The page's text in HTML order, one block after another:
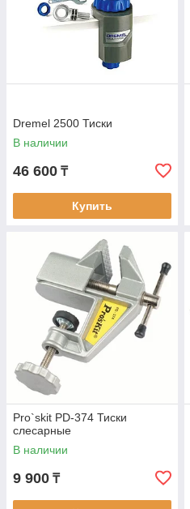
Dremel 2500 Тиски
В наличии
46 600 ₸
Купить
Pro`skit PD-374 Тиски
слесарные
В наличии
9 900 ₸